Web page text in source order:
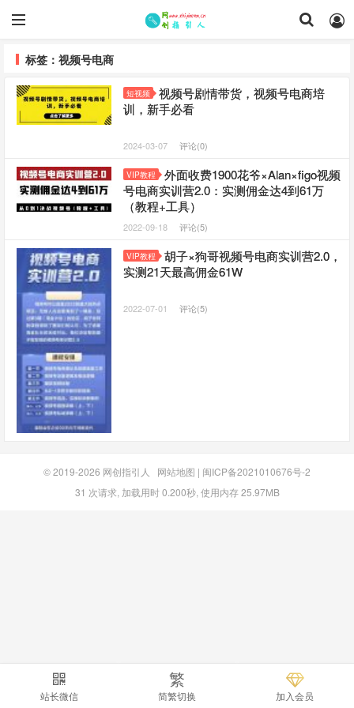
标签：视频号电商
短视频
视频号剧情带货，视频号电商培
训，新手必看
2024-03-07 评论(0)
VIP教程
外面收费1900花爷×Alan×figo视频
号电商实训营2.0：实测佣金达4到61万
（教程+工具）
2022-09-18 评论(5)
VIP教程
胡子×狗哥视频号电商实训营2.0，
实测21天最高佣金61W
2022-07-01 评论(5)
© 2019-2026 网创指引人 网站地图 | 闽ICP备2021010676号-2
31 次请求, 加载用时 0.200秒, 使用内存 25.97MB
站长微信
繁
简繁切换 加入会员